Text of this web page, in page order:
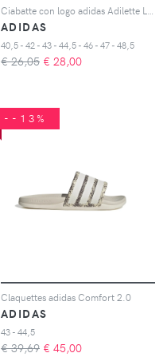
ADIDAS
40,5 - 42 - 43 - 44,5 - 46 - 47 - 48,5
€ 26,05 € 28,00
--13%
Claquettes adidas Comfort 2.0
ADIDAS
43 - 44,5
€ 39,69 € 45,00